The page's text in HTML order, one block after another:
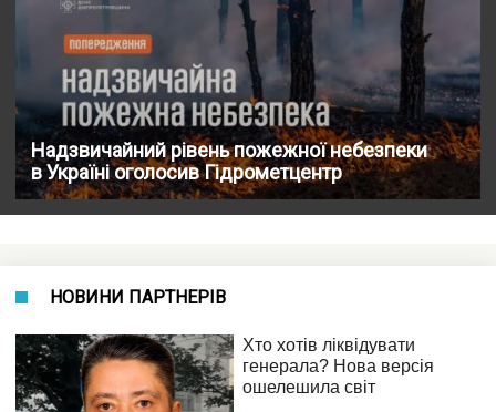
Надзвичайний рівень пожежної небезпеки
в Україні оголосив Гідрометцентр
НОВИНИ ПАРТНЕРІВ